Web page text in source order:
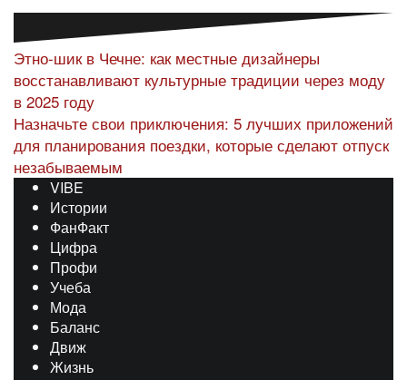
Навигация
по
записям
Этно-шик в Чечне: как местные дизайнеры
восстанавливают культурные традиции через моду
в 2025 году
Назначьте свои приключения: 5 лучших приложений
для планирования поездки, которые сделают отпуск
незабываемым
VIBE
Истории
ФанФакт
Цифра
Профи
Учеба
Мода
Баланс
Движ
Жизнь